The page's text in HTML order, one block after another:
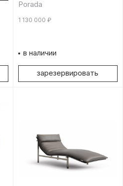
Porada
1 130 000 ₽
в наличии
зарезервировать